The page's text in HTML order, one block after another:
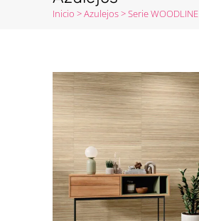
Inicio >Azulejos>Serie WOODLINE